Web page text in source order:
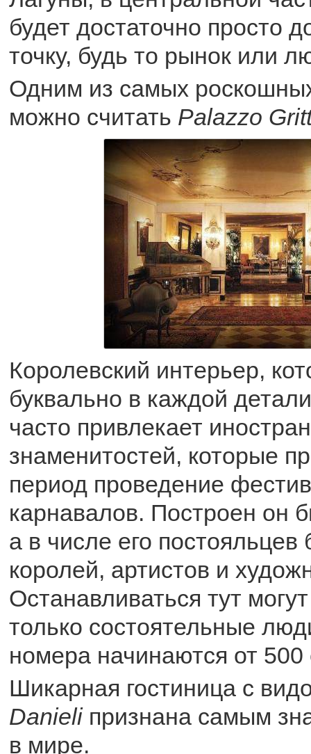
будет достаточно просто
точку, будь то рынок или
Одним из самых
можно считать Palazzo
Королевский интерьер,
буквально в каждой
часто привлекает
знаменитостей, которые
период проведение
карнавалов. Построен он
а в числе его
королей, артистов и
Останавливаться тут
только состоятельные
номера начинаются от 500
Шикарная гостиница с
Danieli признана самым
в мире.